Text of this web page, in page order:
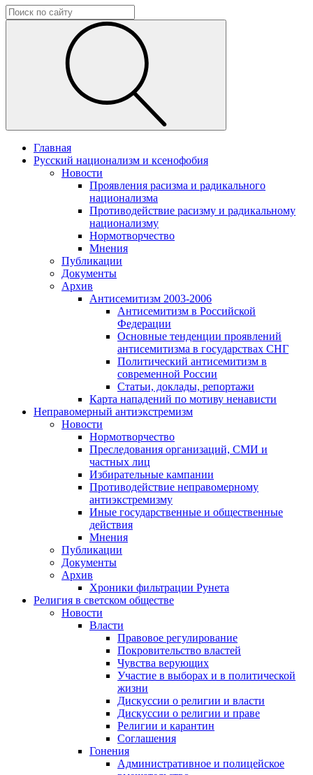
Главная
Русский национализм и ксенофобия
Новости
Проявления расизма и радикального
национализма
Противодействие расизму и радикальному
национализму
Нормотворчество
Мнения
Публикации
Документы
Архив
Антисемитизм 2003-2006
Антисемитизм в Российской
Федерации
Основные тенденции проявлений
антисемитизма в государствах СНГ
Политический антисемитизм в
современной России
Статьи, доклады, репортажи
Карта нападений по мотиву ненависти
Неправомерный антиэкстремизм
Новости
Нормотворчество
Преследования организаций, СМИ и
частных лиц
Избирательные кампании
Противодействие неправомерному
антиэкстремизму
Иные государственные и общественные
действия
Мнения
Публикации
Документы
Архив
Хроники фильтрации Рунета
Религия в светском обществе
Новости
Власти
Правовое регулирование
Покровительство властей
Чувства верующих
Участие в выборах и в политической
жизни
Дискуссии о религии и власти
Дискуссии о религии и праве
Религии и карантин
Соглашения
Гонения
Административное и полицейское